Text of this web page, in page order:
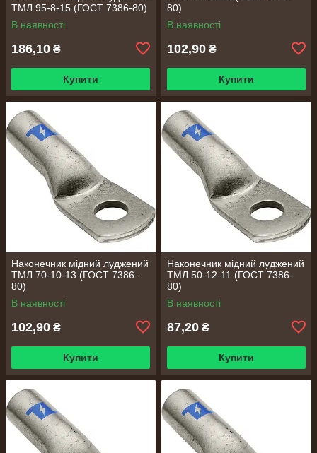
ТМЛ 95-8-15 (ГОСТ 7386-80)
В наявності
186,10 ₴
Купити
80)
В наявності
102,90 ₴
Купити
Наконечник мідний луджений
ТМЛ 70-10-13 (ГОСТ 7386-
80)
В наявності
102,90 ₴
Купити
Наконечник мідний луджений
ТМЛ 50-12-11 (ГОСТ 7386-
80)
В наявності
87,20 ₴
Купити